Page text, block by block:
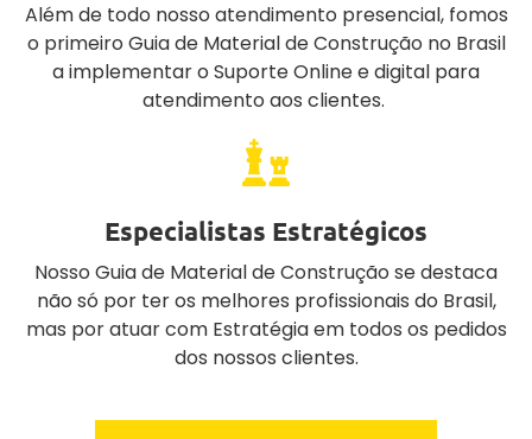
Além de todo nosso atendimento presencial, fomos
o primeiro Guia de Material de Construção no Brasil
a implementar o Suporte Online e digital para
atendimento aos clientes.
Especialistas Estratégicos
Nosso Guia de Material de Construção se destaca
não só por ter os melhores profissionais do Brasil,
mas por atuar com Estratégia em todos os pedidos
dos nossos clientes.